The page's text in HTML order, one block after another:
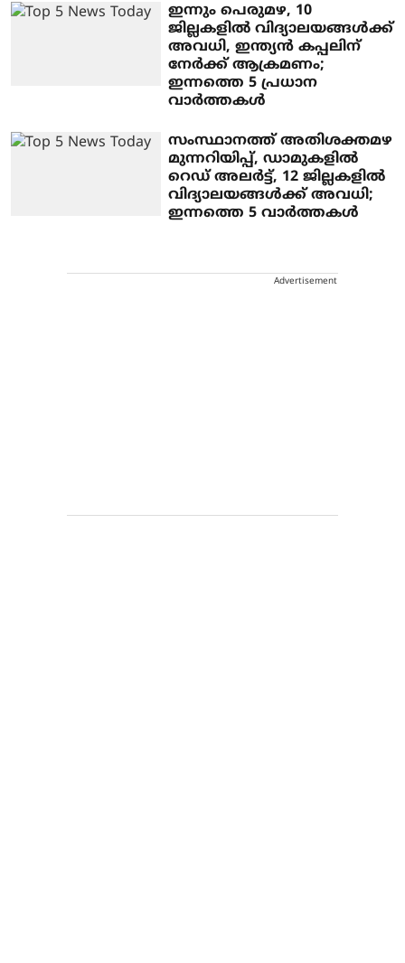
ഇന്നും പെരുമഴ, 10
ജില്ലകളില്‍ വിദ്യാലയങ്ങള്‍ക്ക്
അവധി, ഇന്ത്യന്‍ കപ്പലിന്
നേര്‍ക്ക് ആക്രമണം;
ഇന്നത്തെ 5 പ്രധാന
വാര്‍ത്തകള്‍
സംസ്ഥാനത്ത് അതിശക്തമഴ
മുന്നറിയിപ്പ്, ഡാമുകളില്‍
റെഡ് അലര്‍ട്ട്, 12 ജില്ലകളില്‍
വിദ്യാലയങ്ങള്‍ക്ക് അവധി;
ഇന്നത്തെ 5 വാര്‍ത്തകള്‍
Advertisement